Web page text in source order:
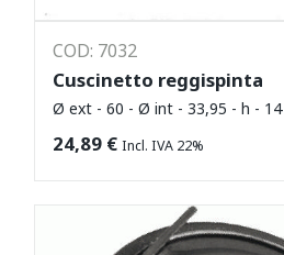
COD: 7032
Cuscinetto reggispinta
Ø ext - 60 - Ø int - 33,95 - h - 14
24,89 € Incl. IVA 22%